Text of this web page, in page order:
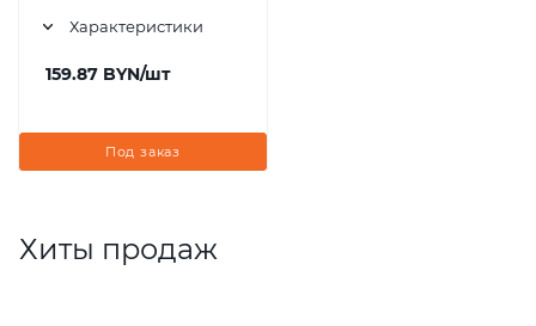
Характеристики
159.87 BYN/шт
Под заказ
Хиты продаж